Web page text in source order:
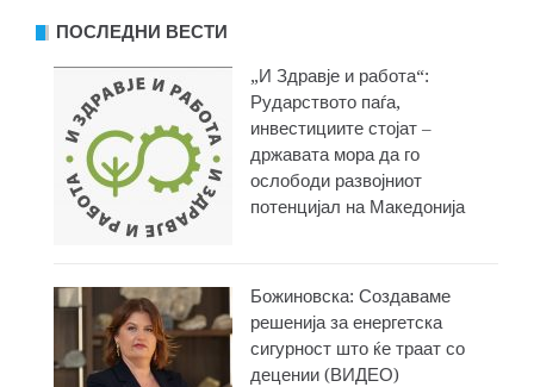
ПОСЛЕДНИ ВЕСТИ
„И Здравје и работа“:
Рударството паѓа,
инвестициите стојат –
државата мора да го
ослободи развојниот
потенцијал на Македонија
Божиновска: Создаваме
решенија за енергетска
сигурност што ќе траат со
децении (ВИДЕО)